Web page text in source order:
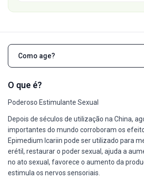
Navegar pelas seções da descrição
O que é?
Poderoso Estimulante Sexual
Depois de séculos de utilização na China,
importantes do mundo corroboram os
Epimedium Icariin pode ser utilizado para
erétil, restaurar o poder sexual, ajuda a
no ato sexual, favorece o aumento da
estimula os nervos sensoriais.